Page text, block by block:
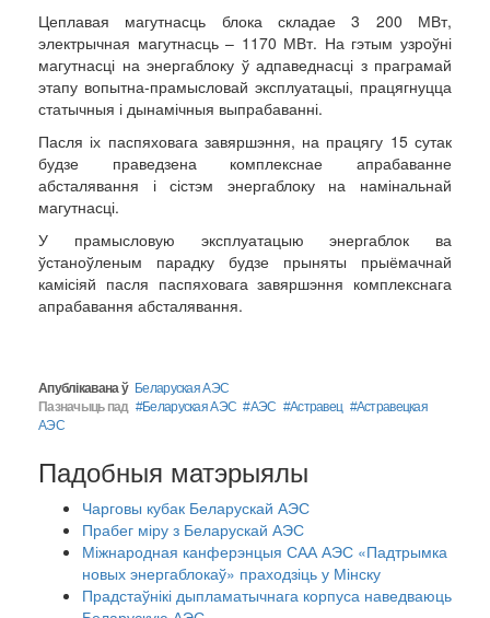
Цеплавая магутнасць блока складае 3 200 МВт,
электрычная магутнасць – 1170 МВт. На гэтым узроўні
магутнасці на энергаблоку ў адпаведнасці з праграмай
этапу вопытна-прамысловай эксплуатацыі, працягнуцца
статычныя і дынамічныя выпрабаванні.
Пасля іх паспяховага завяршэння, на працягу 15 сутак
будзе праведзена комплекснае апрабаванне
абсталявання і сістэм энергаблоку на намінальнай
магутнасці.
У прамысловую эксплуатацыю энергаблок ва
ўстаноўленым парадку будзе прыняты прыёмачнай
камісіяй пасля паспяховага завяршэння комплекснага
апрабавання абсталявання.
Апублікавана ў Беларуская АЭС
Пазначыць пад
Беларуская АЭС АЭС Астравец
Астравецкая
АЭС
Падобныя матэрыялы
Чарговы кубак Беларускай АЭС
Прабег міру з Беларускай АЭС
Міжнародная канферэнцыя САА АЭС «Падтрымка
новых энергаблокаў» праходзіць у Мінску
Прадстаўнікі дыпламатычнага корпуса наведваюць